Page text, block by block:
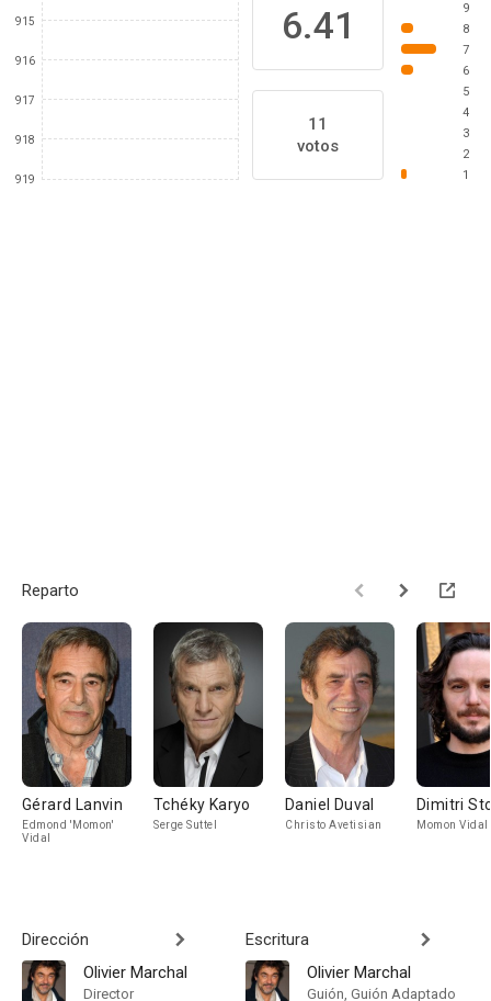
915
916
917
918
919
6.41
11
votos
9
8
7
6
5
4
3
2
1
Reparto
Gérard Lanvin
Edmond 'Momon'
Vidal
Tchéky Karyo
Serge Suttel
Daniel Duval
Christo Avetisian
Dimitri
Momon Vidal
Dirección
Olivier Marchal
Director
Escritura
Olivier Marchal
Guión, Guión Adaptado